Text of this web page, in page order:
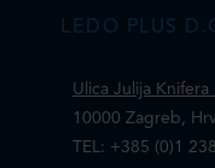
LEDO PLUS
Ulica Julija Knifera
10000 Zagreb,
TEL: +385 (0)1